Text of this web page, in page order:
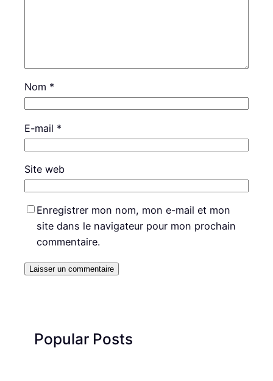
Nom *
E-mail *
Site web
Enregistrer mon nom, mon e-mail et mon
site dans le navigateur pour mon prochain
commentaire.
Popular Posts